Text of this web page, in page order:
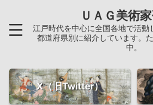
ＵＡＧ美術
江戸時代を中心に全国各地で活動
都道府県別に紹介しています。
中。
X（旧Twitter）